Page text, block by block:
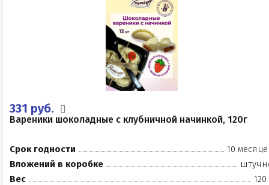
331 руб.
Вареники шоколадные с клубничной начинкой, 120г
Срок годности
10
Вложений в коробке
Вес
120